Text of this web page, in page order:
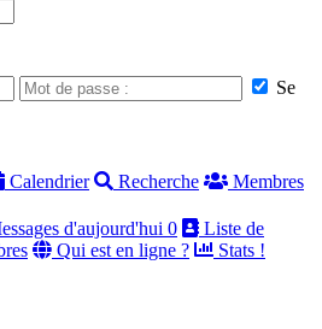
Se
Calendrier Recherche
Membres
d'aujourd'hui 0
Liste de
Qui est en ligne ?
Stats !